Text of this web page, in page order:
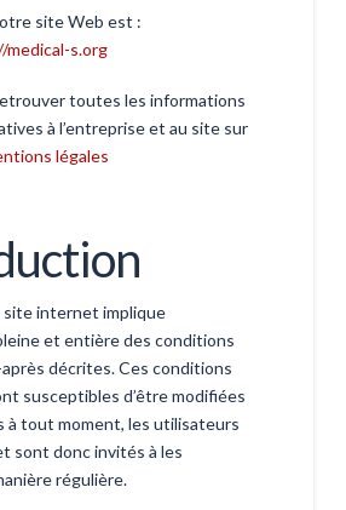
site Web est :
s.org
toutes les informations
à l’entreprise et au site sur
légales
site internet implique
et entière des conditions
décrites. Ces conditions
susceptibles d’être modifiées
à tout moment, les utilisateurs
sont donc invités à les
régulière.